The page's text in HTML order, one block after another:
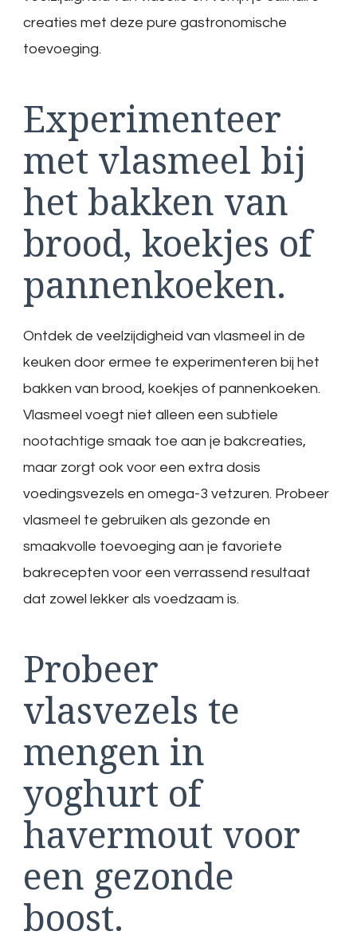
creaties met deze pure gastronomische
toevoeging.
Experimenteer
met vlasmeel bij
het bakken van
brood, koekjes of
pannenkoeken.
Ontdek de veelzijdigheid van vlasmeel in de
keuken door ermee te experimenteren bij het
bakken van brood, koekjes of pannenkoeken.
Vlasmeel voegt niet alleen een subtiele
nootachtige smaak toe aan je bakcreaties,
maar zorgt ook voor een extra dosis
voedingsvezels en omega-3 vetzuren. Probeer
vlasmeel te gebruiken als gezonde en
smaakvolle toevoeging aan je favoriete
bakrecepten voor een verrassend resultaat
dat zowel lekker als voedzaam is.
Probeer
vlasvezels te
mengen in
yoghurt of
havermout voor
een gezonde
boost.